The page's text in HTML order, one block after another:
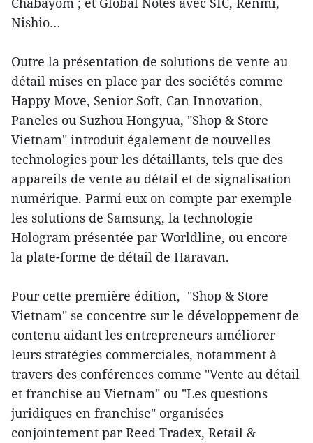
Nishio…
Outre la présentation de solutions de vente au
détail mises en place par des sociétés comme
Happy Move, Senior Soft, Can Innovation,
Paneles ou Suzhou Hongyua, "Shop & Store
Vietnam" introduit également de nouvelles
technologies pour les détaillants, tels que des
appareils de vente au détail et de signalisation
numérique. Parmi eux on compte par exemple
les solutions de Samsung, la technologie
Hologram présentée par Worldline, ou encore
la plate-forme de détail de Haravan.
Pour cette première édition, "Shop & Store
Vietnam" se concentre sur le développement de
contenu aidant les entrepreneurs améliorer
leurs stratégies commerciales, notamment à
travers des conférences comme "Vente au détail
et franchise au Vietnam" ou "Les questions
juridiques en franchise" organisées
conjointement par Reed Tradex, Retail &